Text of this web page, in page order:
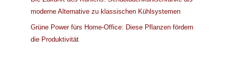
moderne Alternative zu klassischen Kühlsystemen
Grüne Power fürs Home-Office: Diese Pflanzen fördern
die Produktivität